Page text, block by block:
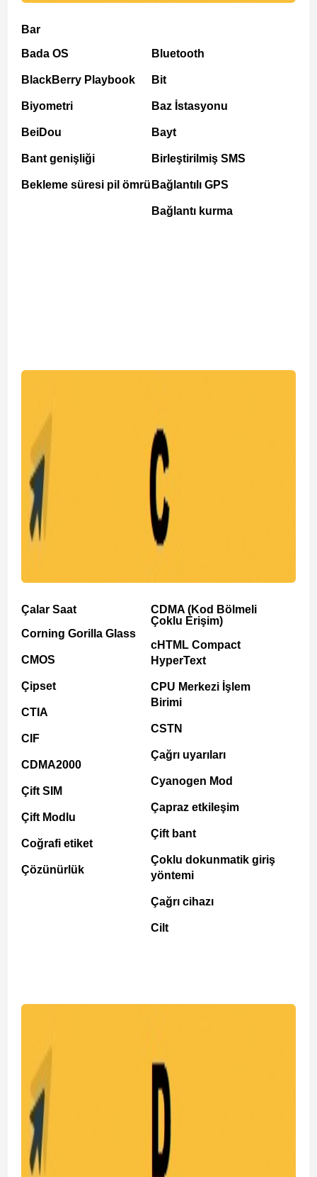
Bar
Bada OS
BlackBerry Playbook
Biyometri
BeiDou
Bant genişliği
Bekleme süresi pil ömrü
Bluetooth
Bit
Baz İstasyonu
Bayt
Birleştirilmiş SMS
Bağlantılı GPS
Bağlantı kurma
Çalar Saat
Corning Gorilla Glass
CMOS
Çipset
CTIA
CIF
CDMA2000
Çift SIM
Çift Modlu
Coğrafi etiket
Çözünürlük
CDMA (Kod Bölmeli
Çoklu Erişim)
cHTML Compact
HyperText
CPU Merkezi İşlem
Birimi
CSTN
Çağrı uyarıları
Cyanogen Mod
Çapraz etkileşim
Çift bant
Çoklu dokunmatik giriş
yöntemi
Çağrı cihazı
Cilt